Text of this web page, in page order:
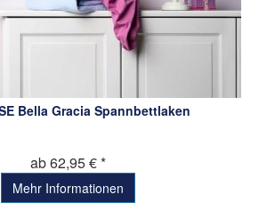
Bella Gracia Spannbettlaken
ab 62,95 € *
Mehr Informationen